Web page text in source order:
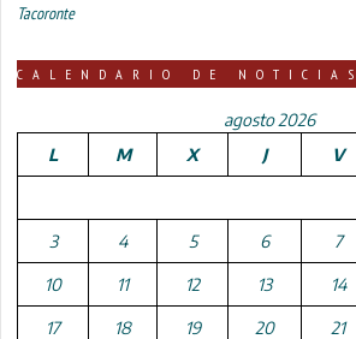
Tacoronte
CALENDARIO DE NOTICIAS
agosto 2026
L
M X J V
3 4 5 6 7
10 11 12 13 14
17 18 19 20 21